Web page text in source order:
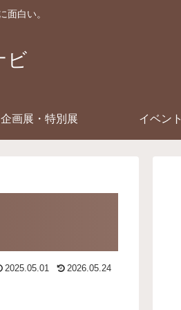
面白い。
ビ
企画展・特別展 イベント
2025.05.01 2026.05.24